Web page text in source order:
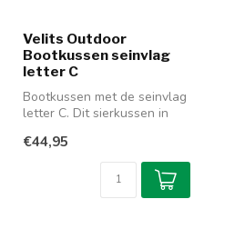
Velits Outdoor
Bootkussen seinvlag
letter C
Bootkussen met de seinvlag
letter C. Dit sierkussen in
€44,95